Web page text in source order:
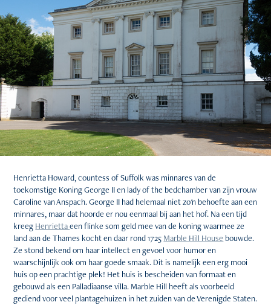
Henrietta Howard, countess of Suffolk was minnares van de
toekomstige Koning George II en lady of the bedchamber van zijn vrouw
Caroline van Anspach. George II had helemaal niet zo'n behoefte aan een
minnares, maar dat hoorde er nou eenmaal bij aan het hof. Na een tijd
kreeg Henriettaeen flinke som geld mee van de koning waarmee ze
land aan de Thames kocht en daar rond 1725 Marble Hill House bouwde.
Ze stond bekend om haar intellect en gevoel voor humor en
waarschijnlijk ook om haar goede smaak. Dit is namelijk een erg mooi
huis op een prachtige plek! Het huis is bescheiden van formaat en
gebouwd als een Palladiaanse villa. Marble Hill heeft als voorbeeld
gediend voor veel plantagehuizen in het zuiden van de Verenigde Staten.